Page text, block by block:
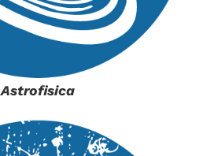
Astrofisica